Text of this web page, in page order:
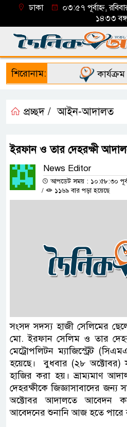
ঢাকা
০৩:৫৭ পূর্বাহ্ন,
১৪৩৩
শিরোনাম: কার্যক্রম
প্রচ্ছদ / আইন-আদালত
ইরফান ও তার দেহরক্ষী
News Editor
আপডেট সময় : ১০:৫৮:৩০
/
১১৬৯ বার পড়া হয়েছে
সংসদ সদস্য হাজী সেলিমের
মো. ইরফান সেলিম ও তার
মেট্রোপলিটন ম্যাজিস্ট্রেট
হয়েছে। বুধবার (২৮ অক্টোবর)
হাজির করা হয়। ভ্রাম্যমাণ
দেহরক্ষীকে জিজ্ঞাসাবাদের জন্য
অক্টোবর আদালতে আবেদন
আবেদনের শুনানি আজ হতে পারে